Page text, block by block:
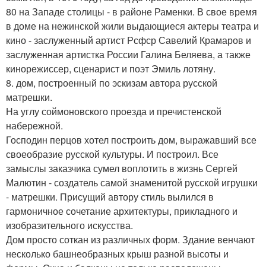
80 на Западе столицы - в районе Раменки. В свое время
в доме на нежинской жили выдающиеся актеры театра и
кино - заслуженный артист Рсфср Савелий Крамаров и
заслуженная артистка России Галина Беляева, а также
кинорежиссер, сценарист и поэт Эмиль лотяну.
8. дом, построенный по эскизам автора русской
матрешки.
На углу соймоновского проезда и пречистенской
набережной.
Господин перцов хотел построить дом, выражавший все
своеобразие русской культуры. И построил. Все
замыслы заказчика сумел воплотить в жизнь Сергей
Малютин - создатель самой знаменитой русской игрушки
- матрешки. Присущий автору стиль вылился в
гармоничное сочетание архитектуры, прикладного и
изобразительного искусства.
Дом просто соткан из различных форм. Здание венчают
несколько башнеобразных крыш разной высоты и